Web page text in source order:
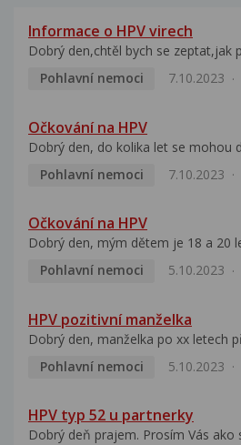
Informace o HPV virech
Dobrý den,chtěl bych se zeptat,jak
Pohlavní nemoci
7.10.2023
Očkování na HPV
Dobrý den, do kolika let se mohou
Pohlavní nemoci
7.10.2023
Očkování na HPV
Dobrý den, mým dětem je 18 a 20
Pohlavní nemoci
5.10.2023
HPV pozitivní manželka
Dobrý den, manželka po xx letech
Pohlavní nemoci
5.10.2023
HPV typ 52 u partnerky
Dobrý deň prajem. Prosím Vás ako